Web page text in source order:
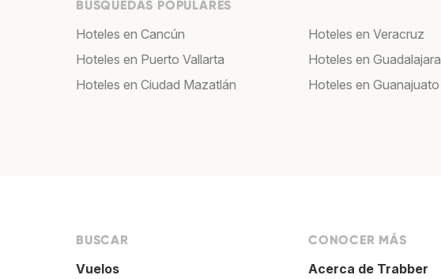
BÚSQUEDAS POPULARES
Hoteles en Cancún
Hoteles en Puerto Vallarta
Hoteles en Ciudad Mazatlán
Hoteles en Veracruz
Hoteles en Guadalajara
Hoteles en Guanajuato
BUSCAR
Vuelos
CONOCER MÁS
Acerca de Trabber